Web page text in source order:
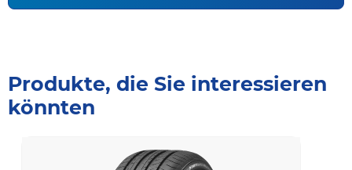
Produkte, die Sie interessieren
könnten